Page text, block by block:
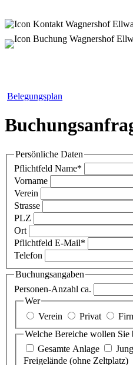
Belegungsplan
Persönliche Daten
Pflichtfeld Name*
Vorname
Verein
Strasse
PLZ
Ort
Pflichtfeld E-Mail*
Telefon
Buchungsangaben
Personen-Anzahl ca.
Wer
Verein
Privat
Welche Bereiche wollen Sie
Gesamte Anlage
Freigelände (ohne Zeltplatz)